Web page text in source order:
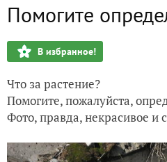
Помогите
В избранное!
Что за растение?
Помогите, пожалуйста,
Фото, правда, некрасивое и